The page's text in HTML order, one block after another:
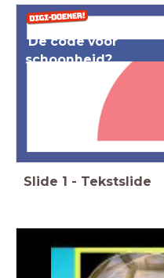
De code voor
schoonheid?
Slide 1 - Tekstslide